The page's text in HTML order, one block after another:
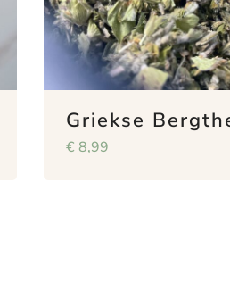
Griekse
€ 8,99